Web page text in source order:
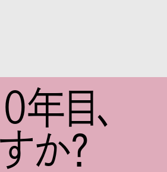
目、
か？